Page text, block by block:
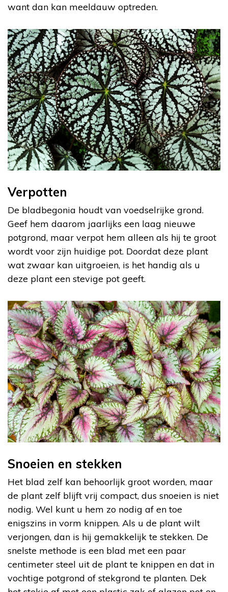
want dan kan meeldauw optreden.
Verpotten
De bladbegonia houdt van voedselrijke grond.
Geef hem daarom jaarlijks een laag nieuwe
potgrond, maar verpot hem alleen als hij te groot
wordt voor zijn huidige pot. Doordat deze plant
wat zwaar kan uitgroeien, is het handig als u
deze plant een stevige pot geeft.
Snoeien en stekken
Het blad zelf kan behoorlijk groot worden, maar
de plant zelf blijft vrij compact, dus snoeien is niet
nodig. Wel kunt u hem zo nodig af en toe
enigszins in vorm knippen. Als u de plant wilt
verjongen, dan is hij gemakkelijk te stekken. De
snelste methode is een blad met een paar
centimeter steel uit de plant te knippen en dat in
vochtige potgrond of stekgrond te planten. Dek